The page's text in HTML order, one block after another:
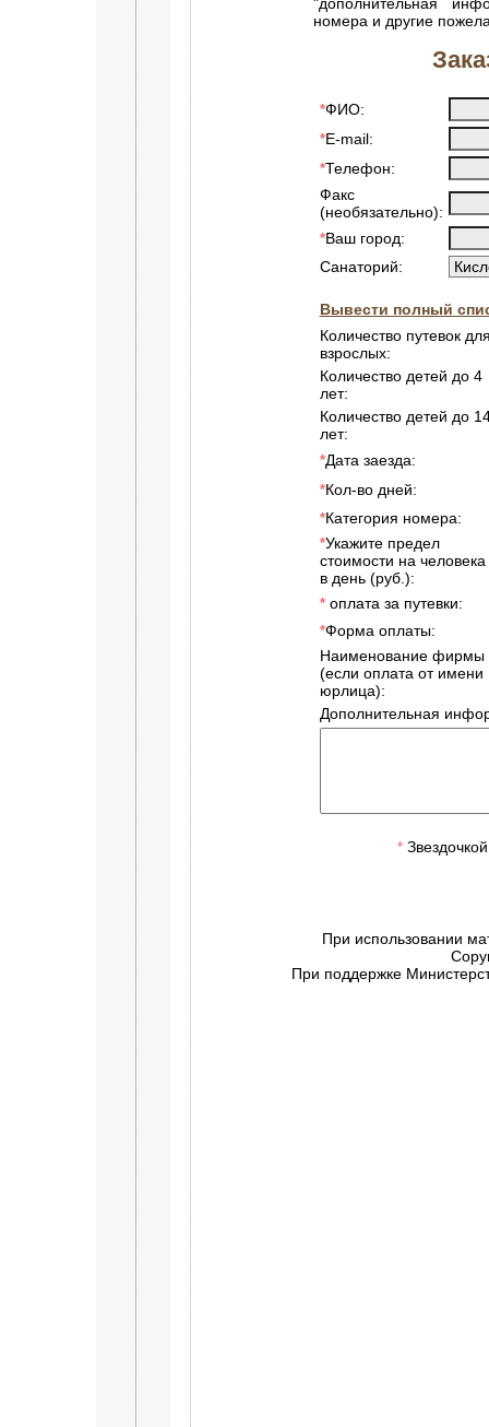
"дополнительная
номера и другие
*ФИО:
*E-mail:
*Телефон:
Факс
(необязательно):
*Ваш город:
Санаторий:
Вывести полный
Количество путевок
взрослых:
Количество детей до 4
лет:
Количество детей до
лет:
*Дата заезда:
*Кол-во дней:
*Категория номера:
*Укажите предел
стоимости на человека
в день (руб.):
*оплата за путевки:
*Форма оплаты:
Наименование фирмы
(если оплата от имени
юрлица):
Дополнительная
*
При использовании
При поддержке